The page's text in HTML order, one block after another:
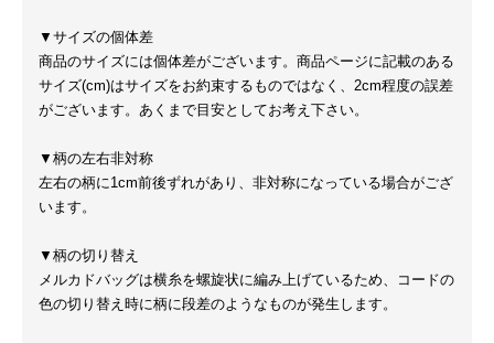
▼サイズの個体差
商品のサイズには個体差がございます。商品ページに記載のある
サイズ(cm)はサイズをお約束するものではなく、2cm程度の誤差
がございます。あくまで目安としてお考え下さい。
▼柄の左右非対称
左右の柄に1cm前後ずれがあり、非対称になっている場合がござ
います。
▼柄の切り替え
メルカドバッグは横糸を螺旋状に編み上げているため、コードの
色の切り替え時に柄に段差のようなものが発生します。